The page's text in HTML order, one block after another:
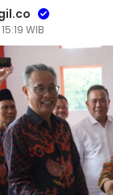
WIB